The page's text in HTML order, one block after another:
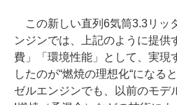
この新しい直列6気筒3.3リッ
ンジンでは、上記のように提供
費」「環境性能」として、実現
したのが“燃焼の理想化“になる
ゼルエンジンでも、以前のモデ